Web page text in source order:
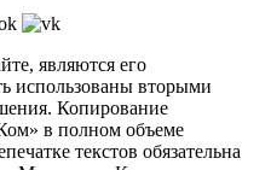
являются его
использованы вторыми
Копирование
в полном объеме
текстов обязательна